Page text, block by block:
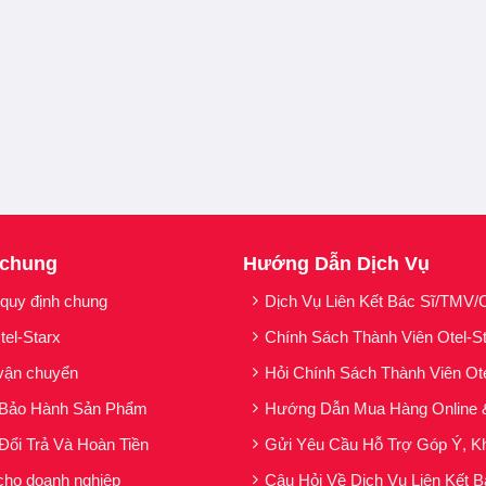
hyaluronic ổn định có nguồn gốc phi động vật.
tử HA hình cầu
cấu trúc mạng lưới đậm đặc và có tổ
tử không gian (công nghệ 4D-Matrix)
không chỉ làm đầy các khiếm khuyết trên da theo cơ chế
định chung
Starx
chuyển
Hành Sản Phẩm
Trả Và Hoàn Tiền
doanh nghiệp
Hướng Dẫn Dịch Vụ
Dịch Vụ Liên Kết Bác Sĩ/TMV/
Chính Sách Thành Viên Otel-
Hỏi Chính Sách Thành Viên
Hướng Dẫn Mua Hàng Online
Gửi Yêu Cầu Hỗ Trợ Góp Ý,
Câu Hỏi Về Dịch Vụ Liên Kết